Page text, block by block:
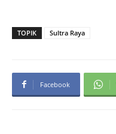
TOPIK Sultra Raya
Facebook